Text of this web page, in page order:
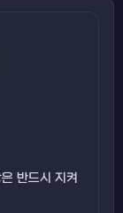
반드시 지켜